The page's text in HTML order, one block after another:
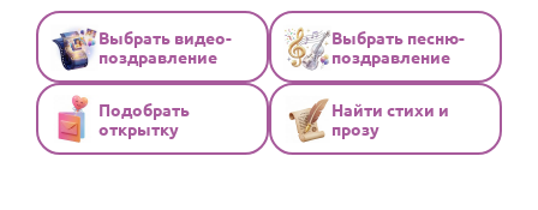
Стихи и тексты
ПРАЗДНИКИ
С Днем рождения
ОТЗЫВЫ
Выбрать видео-
поздравление
Выбрать песню-
поздравление
Подобрать
открытку
Найти стихи и
прозу